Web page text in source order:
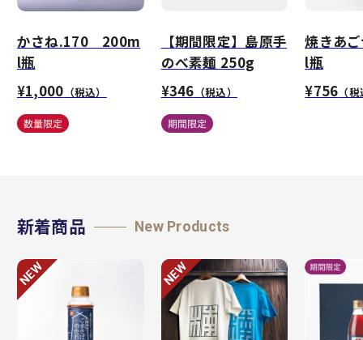
かさね.170 200m
l瓶
¥1,000 （税込）
【期間限定】島原手
のべ素麺 250g
¥346 （税込）
焼きあ
l瓶
¥756 （
新着商品 New Products